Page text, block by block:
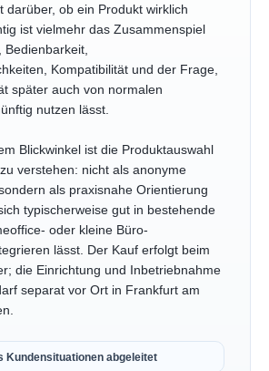
darüber, ob ein Produkt wirklich
ist vielmehr das Zusammenspiel
Bedienbarkeit,
Kompatibilität und der Frage,
später auch von normalen
nutzen lässt.
Blickwinkel ist die Produktauswahl
verstehen: nicht als anonyme
als praxisnahe Orientierung
typischerweise gut in bestehende
oder kleine Büro-
lässt. Der Kauf erfolgt beim
die Einrichtung und Inbetriebnahme
separat vor Ort in Frankfurt am
Kundensituationen abgeleitet